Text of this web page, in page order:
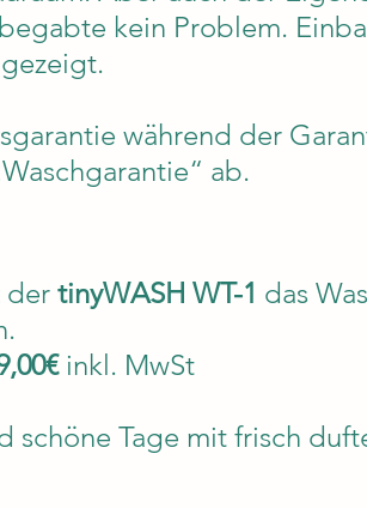
kein Problem.
während der
ab.
der tinyWASH WT-1 das
inkl. MwSt
schöne Tage mit frisch